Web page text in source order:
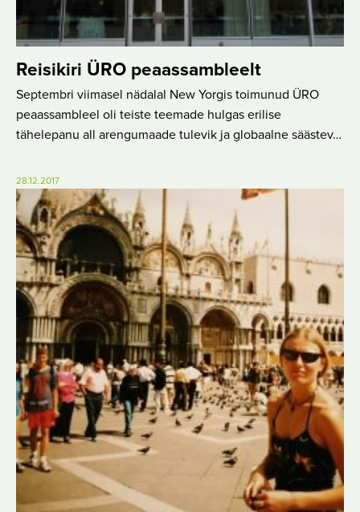
Reisikiri ÜRO peaassambleelt
Septembri viimasel nädalal New Yorgis toimunud ÜRO
peaassambleel oli teiste teemade hulgas erilise
tähelepanu all arengumaade tulevik ja globaalne säästev…
28.12.2017